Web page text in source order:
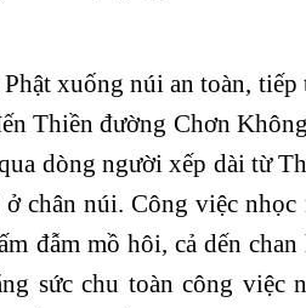
xuống núi an toàn,
Thiền đường Chơn
dòng người xếp dài từ
chân núi. Công việc
đẫm mồ hôi, cả dến
sức chu toàn công việc